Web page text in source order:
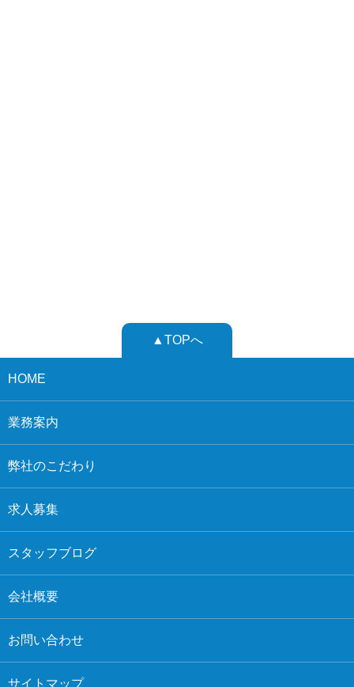
▲TOPへ
HOME
業務案内
弊社のこだわり
求人募集
スタッフブログ
会社概要
お問い合わせ
サイトマップ